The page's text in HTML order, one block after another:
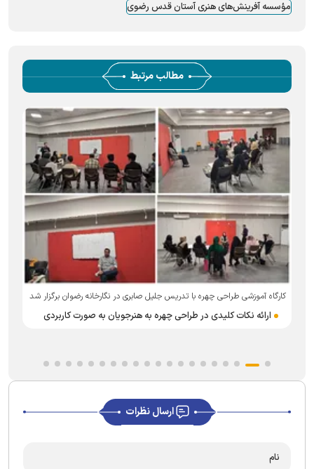
مؤسسه آفرینش‌های هنری آستان قدس رضوی
مطالب مرتبط
کارگاه آموزشی طراحی چهره با تدریس جلیل صابری در نگارخانه رضوان برگزار شد
ارائه نکات کلیدی در طراحی چهره به هنرجویان به صورت کاربردی
ارسال نظرات